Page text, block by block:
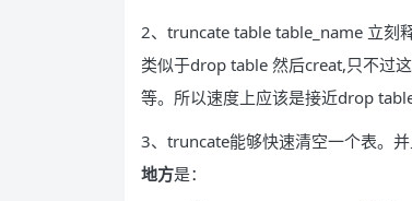
2、truncate table table_name 立刻
类似于drop table 然后creat,只不过
等。所以速度上应该是接近drop
3、truncate能够快速清空一个表。
地方是：